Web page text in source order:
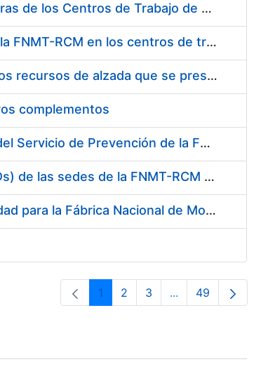
Suministro de Protectores Auditivos a medida para las personas trabajadoras de los Centros de Trabajo de Madrid y Burgos
Suministro de gafas graduadas antiproyecciones para los trabajadores de la FNMT-RCM en los centros de trabajo de Madrid y Burgos
Servicios de una empresa externa para el asesoramiento y resolución de los recursos de alzada que se presentan relacionados con procesos de selección para la FNMT-RCM
complementos
Servicio de Calibración y Verificación Externa de los Equipos de Medición del Servicio de Prevención de la FNMT-RCM
Conexión mediante Fibra Óptica de los Centros de Proceso de Datos (CPDs) de las sedes de la FNMT-RCM de Burgos y Madrid
Contratación de acuerdo marco para el Suministro de Material de Electricidad para la Fábrica Nacional de Moneda y Timbre-Real Casa de la Moneda en su centro de trabajo de Burgos
Página
1 Página
2 Página
3 ...PáginasPágina
49